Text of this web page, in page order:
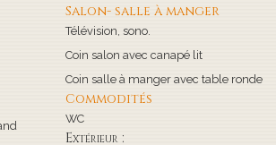
Salon- salle à manger
Télévision, sono.
Coin salon avec canapé lit
Coin salle à manger avec table ronde
Commodités
WC
Extérieur :